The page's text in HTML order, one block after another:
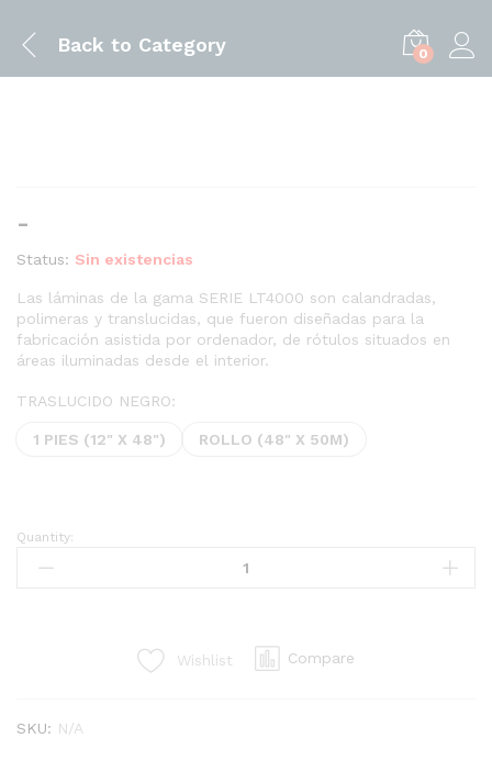
Back to Category 0
-
de
precios:
desde
$2.75
hasta
Status: Sin existencias
Las láminas de la gama SERIE LT4000 son calandradas,
polimeras y translucidas, que fueron diseñadas para la
fabricación asistida por ordenador, de rótulos situados en
áreas iluminadas desde el interior.
TRASLUCIDO NEGRO:
1 PIES (12" X 48") ROLLO (48" X 50M)
VINIL
TRASLÚCIDO
Quantity:
Wishlist Compare
SKU: N/A